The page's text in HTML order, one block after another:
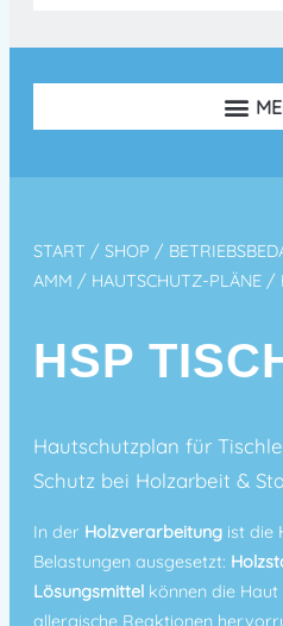
START / SHOP /
AMM / HAUTSCHUTZ-PLÄNE /
HSP
Hautschutzplan für
Schutz bei Holzarbeit &
In der Holzverarbeitung ist die
Belastungen ausgesetzt:
Lösungsmittel können die
allergische Reaktionen